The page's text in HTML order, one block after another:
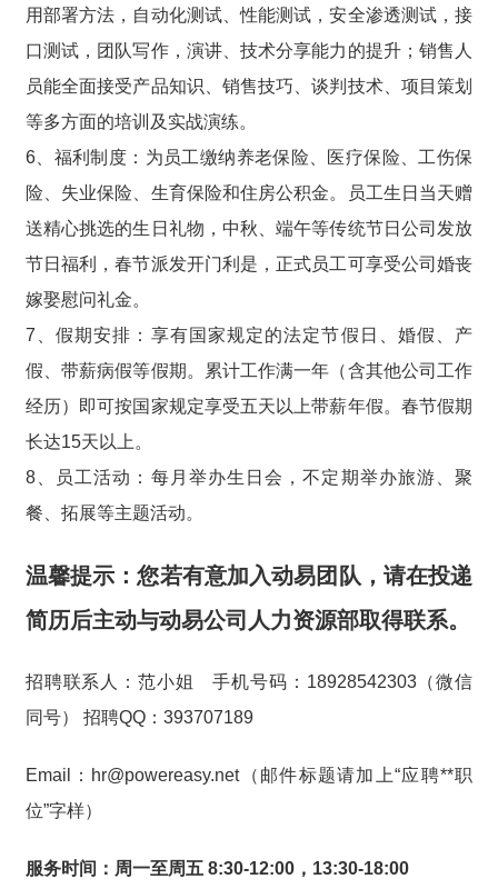
用部署方法，自动化测试、性能测试，安全渗透测试，接
口测试，团队写作，演讲、技术分享能力的提升；销售人
员能全面接受产品知识、销售技巧、谈判技术、项目策划
等多方面的培训及实战演练。
6、福利制度：为员工缴纳养老保险、医疗保险、工伤保
险、失业保险、生育保险和住房公积金。员工生日当天赠
送精心挑选的生日礼物，中秋、端午等传统节日公司发放
节日福利，春节派发开门利是，正式员工可享受公司婚丧
嫁娶慰问礼金。
7、假期安排：享有国家规定的法定节假日、婚假、产
假、带薪病假等假期。累计工作满一年（含其他公司工作
经历）即可按国家规定享受五天以上带薪年假。春节假期
长达15天以上。
8、员工活动：每月举办生日会，不定期举办旅游、聚
餐、拓展等主题活动。
温馨提示：您若有意加入动易团队，请在投递
简历后主动与动易公司人力资源部取得联系。
招聘联系人：范小姐 手机号码：18928542303（微信
同号） 招聘QQ：393707189
Email：hr@powereasy.net（邮件标题请加上“应聘**职
位”字样）
服务时间：周一至周五 8:30-12:00，13:30-18:00